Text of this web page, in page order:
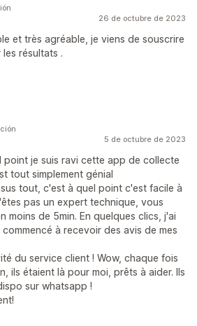
26 de octubre de 2023
et très agréable, je viens de souscrire
résultats .
5 de octubre de 2023
point je suis ravi cette app de collecte
tout simplement génial
tout, c'est à quel point c'est facile à
pas un expert technique, vous
moins de 5min. En quelques clics, j'ai
à recevoir des avis de mes
du service client ! Wow, chaque fois
ils étaient là pour moi, prêts à aider. Ils
sur whatsapp !